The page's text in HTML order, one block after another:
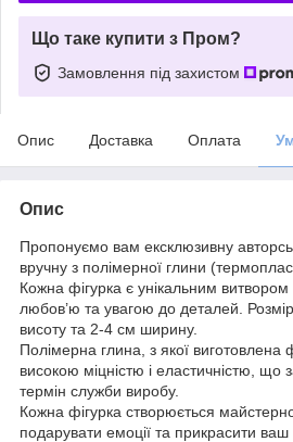
Що таке купити з Пром?
Замовлення під захистом
Опис Доставка Оплата
Опис
Пропонуємо вам ексклюзивну
вручну з полімерної глини
Кожна фігурка є унікальним
любов’ю та увагою до деталей.
висоту та 2-4 см ширину.
Полімерна глина, з якої виготовлена
високою міцністю і еластичністю, що
термін служби виробу.
Кожна фігурка створюється
подарувати емоції та прикрасити ваш